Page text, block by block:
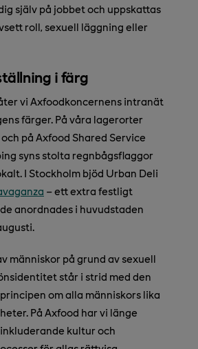
själv på jobbet och uppskattas
roll, sexuell läggning eller
i färg
vi Axfoodkoncernens intranät
färger. På våra lagerorter
på Axfood Shared Service
syns stolta regnbågsflaggor
I Stockholm bjöd Urban Deli
– ett extra festligt
anordnades i huvudstaden
människor på grund av sexuell
står i strid med den
om alla människors lika
På Axfood har vi länge
kultur och